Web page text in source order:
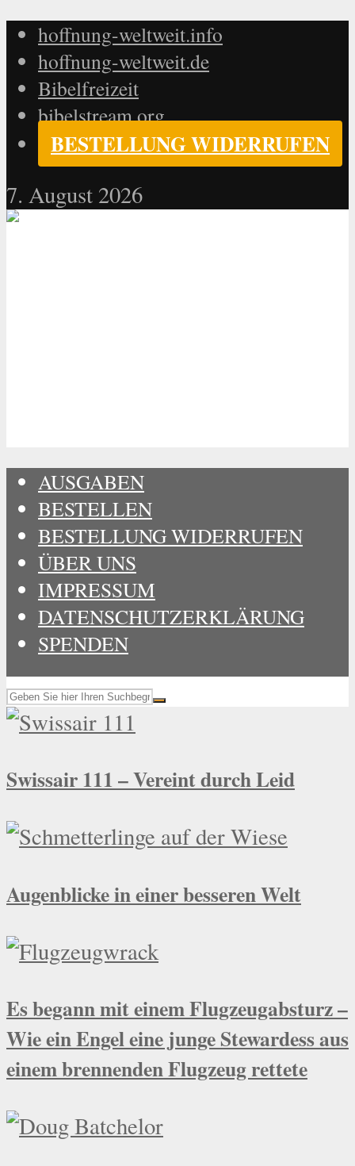
hoffnung-weltweit.info
hoffnung-weltweit.de
Bibelfreizeit
bibelstream.org
BESTELLUNG WIDERRUFEN
7. August 2026
AUSGABEN
BESTELLEN
BESTELLUNG WIDERRUFEN
ÜBER UNS
IMPRESSUM
DATENSCHUTZERKLÄRUNG
SPENDEN
Swissair 111 – Vereint durch Leid
Augenblicke in einer besseren Welt
Es begann mit einem Flugzeugabsturz –
Wie ein Engel eine junge Stewardess aus
einem brennenden Flugzeug rettete